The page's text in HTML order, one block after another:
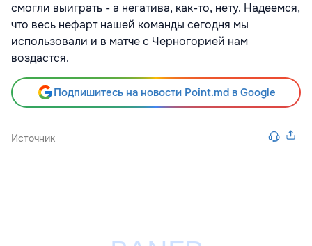
смогли выиграть - а негатива, как-то, нету. Надеемся,
что весь нефарт нашей команды сегодня мы
использовали и в матче с Черногорией нам
воздастся.
Подпишитесь на новости Point.md в Google
Источник